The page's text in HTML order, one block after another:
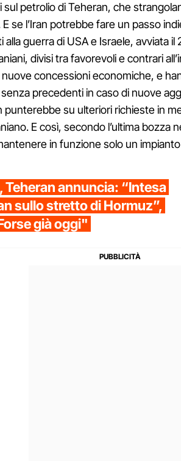
petrolio di Teheran, che
se l’Iran potrebbe fare un passo
alla guerra di USA e Israele, avviata
divisi tra favorevoli e contrari
concessioni economiche, e
precedenti in caso di nuove
punterebbe su ulteriori richieste in
E così, secondo l’ultima bozza
in funzione solo un
Teheran annuncia: “Intesa
sullo stretto di Hormuz”,
già oggi"